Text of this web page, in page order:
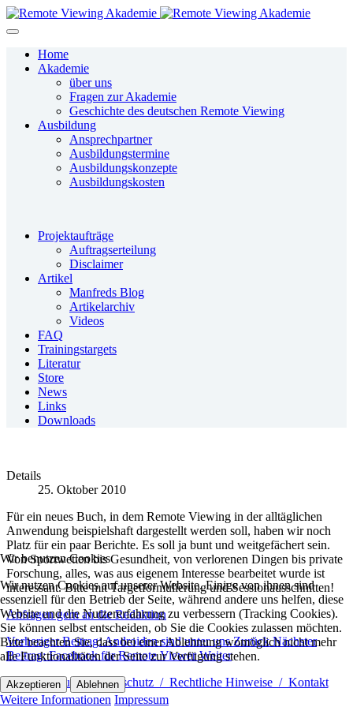
Home
Akademie
über uns
Fragen zur Akademie
Geschichte des deutschen Remote Viewing
Ausbildung
Ansprechpartner
Ausbildungstermine
Ausbildungskonzepte
Ausbildungskosten
Projektaufträge
Auftragserteilung
Disclaimer
Artikel
Manfreds Blog
Artikelarchiv
Videos
FAQ
Trainingstargets
Literatur
Store
News
Links
Downloads
Details
25. Oktober 2010
Für ein neues Buch, in dem Remote Viewing in der alltäglichen
Anwendung beispielshaft dargestellt werden soll, haben wir noch
Platz für ein paar Berichte. Es soll ja bunt und weitgefächert sein.
Von Sportwetten bis Gesundheit, von verlorenen Dingen bis private
Forschung, alles, was aus eigenem Interesse bearbeitet wurde ist
interessant. Bitte mit Targetformulierung und Sessionausschnitten!
Anfragen gern an die Redaktion
Vorheriger Beitrag: Androiden sind unter unsZurück Nächster
Beitrag: Facebook für Remote ViewerWeiter
Impressum / Datenschutz / Rechtliche Hinweise / Kontakt
Wir benutzen Cookies
Wir nutzen Cookies auf unserer Website. Einige von ihnen sind
essenziell für den Betrieb der Seite, während andere uns helfen, diese
Website und die Nutzererfahrung zu verbessern (Tracking Cookies).
Sie können selbst entscheiden, ob Sie die Cookies zulassen möchten.
Bitte beachten Sie, dass bei einer Ablehnung womöglich nicht mehr
alle Funktionalitäten der Seite zur Verfügung stehen.
Akzeptieren Ablehnen
Weitere Informationen Impressum